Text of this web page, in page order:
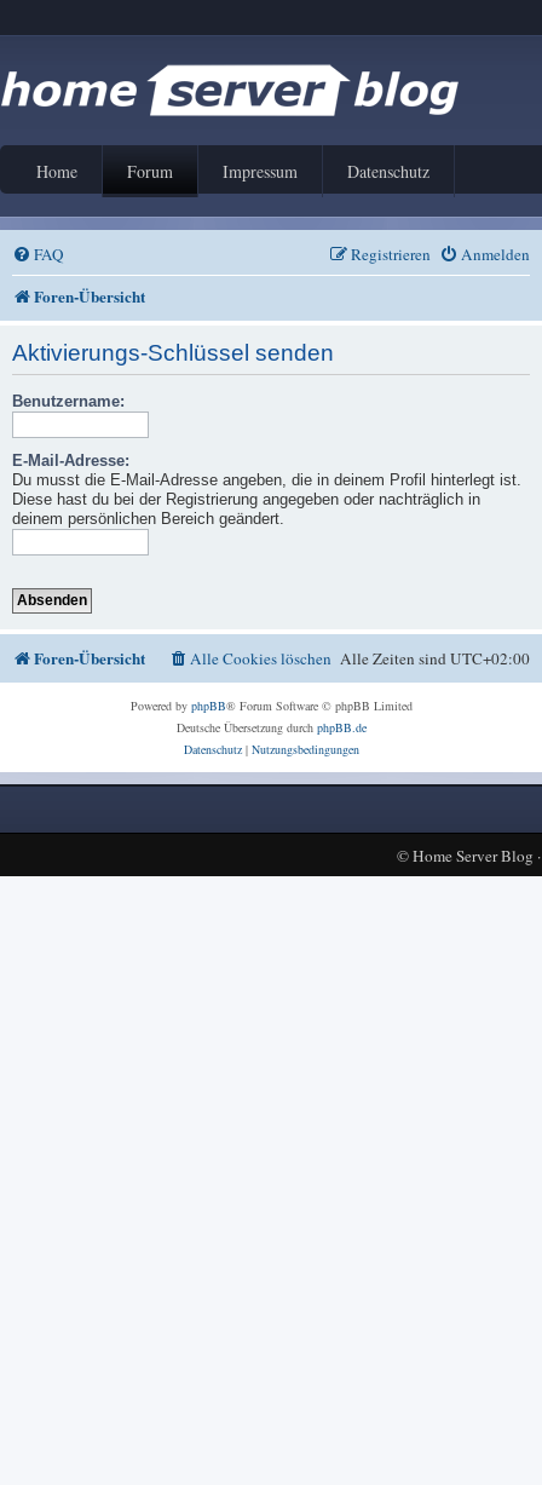
Home Forum Impressum Datenschutz
FAQ Anmelden
Registrieren
Foren-Übersicht
Aktivierungs-Schlüssel senden
Benutzername:
E-Mail-Adresse:
Du musst die E-Mail-Adresse angeben, die in deinem Profil hinterlegt ist.
Diese hast du bei der Registrierung angegeben oder nachträglich in
deinem persönlichen Bereich geändert.
Foren-Übersicht Alle Zeiten sindUTC+02:00
Alle Cookies löschen
Powered by phpBB® Forum Software © phpBB Limited
Deutsche Übersetzung durch phpBB.de
Datenschutz| Nutzungsbedingungen
©Home Server Blog